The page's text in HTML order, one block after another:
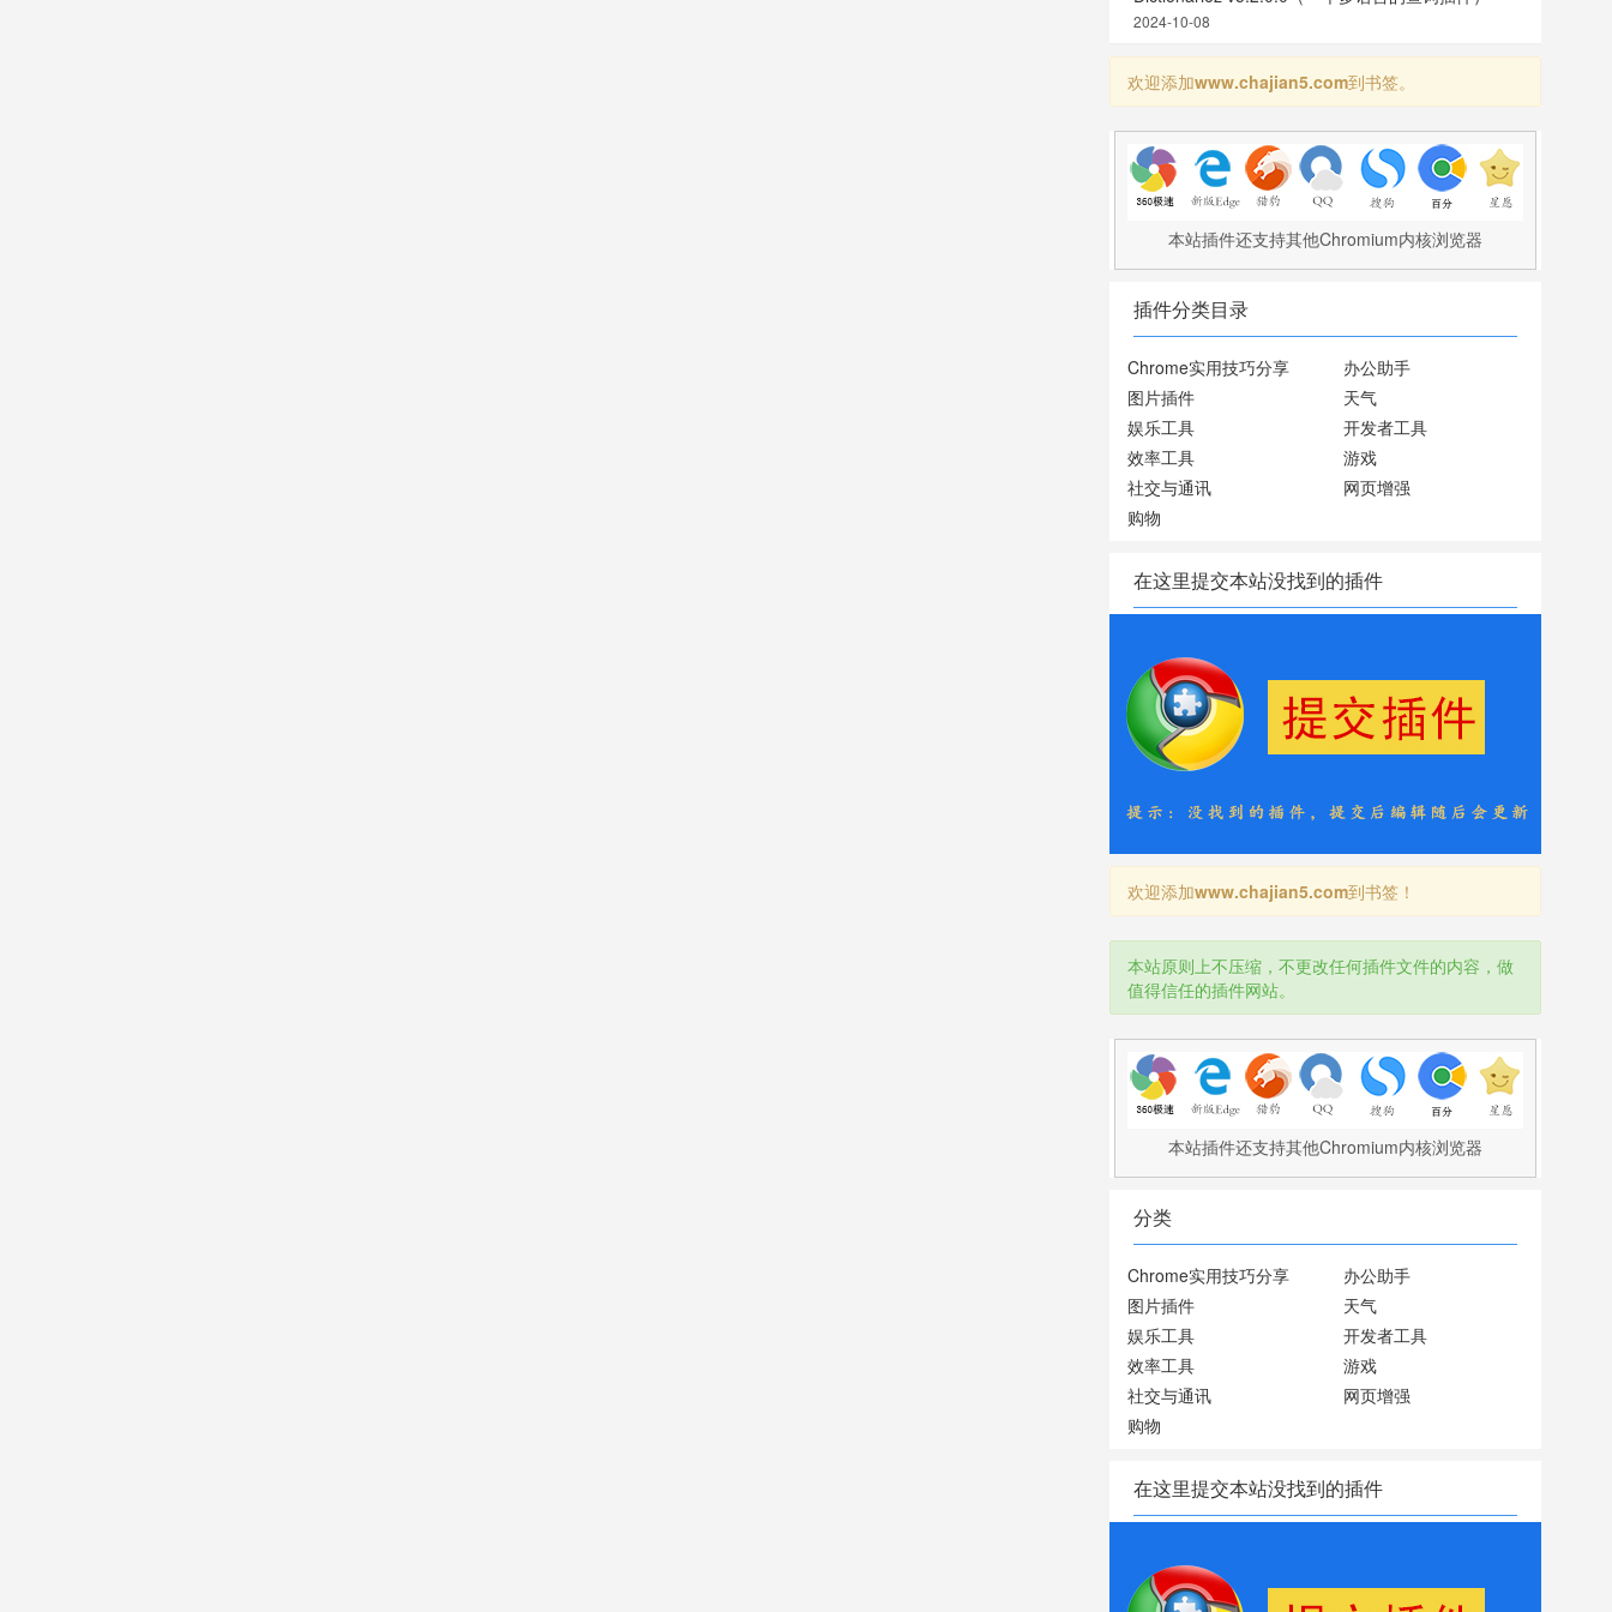
2024-10-08
欢迎添加www.chajian5.com到书签。
本站插件还支持其他Chromium内核浏览器
插件分类目录
Chrome实用技巧分享
办公助手
图片插件
天气
娱乐工具
开发者工具
效率工具
游戏
社交与通讯
网页增强
购物
在这里提交本站没找到的插件
欢迎添加www.chajian5.com到书签！
本站原则上不压缩，不更改任何插件文件的内容，做
值得信任的插件网站。
本站插件还支持其他Chromium内核浏览器
分类
Chrome实用技巧分享
办公助手
图片插件
天气
娱乐工具
开发者工具
效率工具
游戏
社交与通讯
网页增强
购物
在这里提交本站没找到的插件